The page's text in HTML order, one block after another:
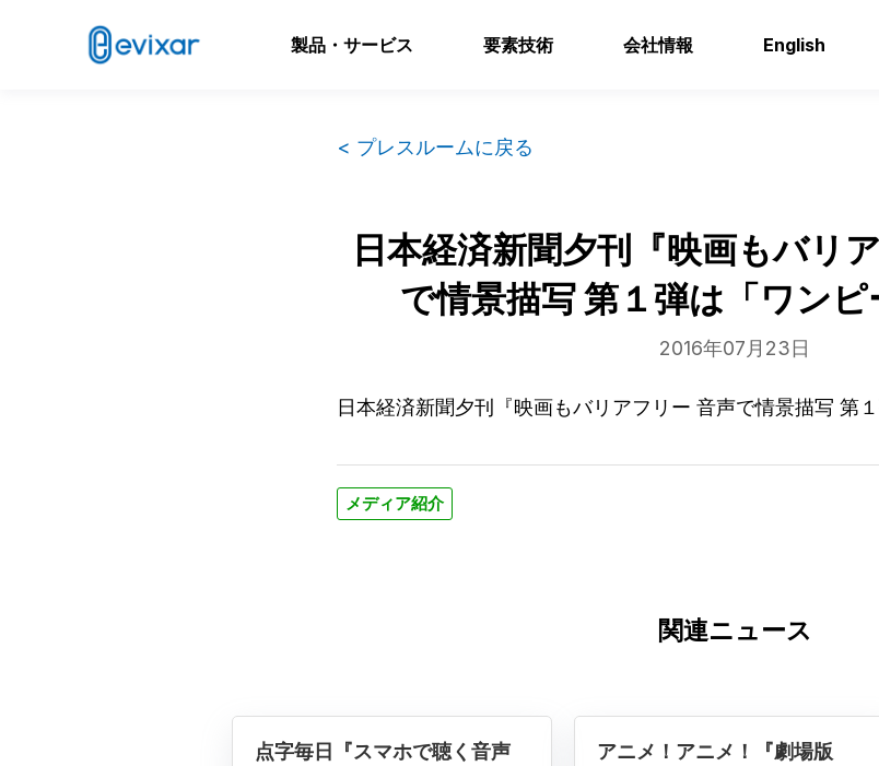
製品・サービス 要素技術 会社情報 English
< プレスルームに戻る
日本経済新聞夕刊『映画もバリ
で情景描写 第１弾は「ワンピ
2016年07月23日
日本経済新聞夕刊『映画もバリアフリー 音声で情景描写 第
メディア紹介
関連ニュース
点字毎日『スマホで聴く音声
アニメ！アニメ！『劇場版